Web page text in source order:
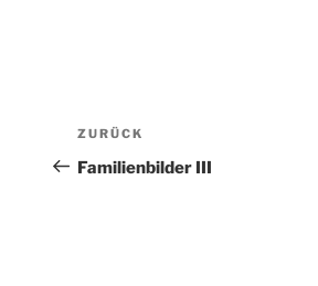
Beitragsnavigation
Vorheriger
Beitrag
ZURÜCK
Familienbilder III